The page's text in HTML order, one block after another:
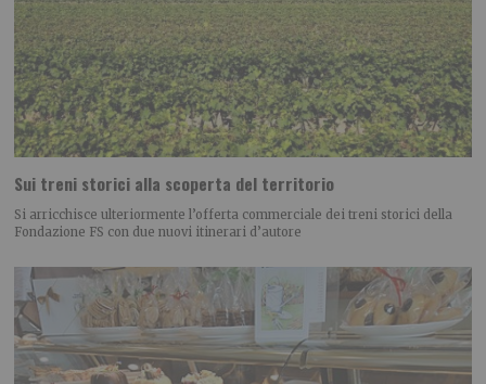
Sui treni storici alla scoperta del territorio
Si arricchisce ulteriormente l’offerta commerciale dei treni storici della
Fondazione FS con due nuovi itinerari d’autore